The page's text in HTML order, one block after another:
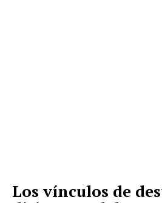
Los vínculos de